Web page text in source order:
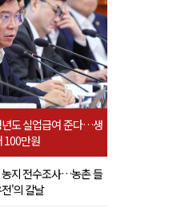
도 실업급여 준다…생
100만원
지 전수조사…농촌 들
'의 칼날